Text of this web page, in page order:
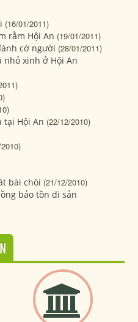
(16/01/2011)
rằm Hội An (19/01/2011)
cờ người (28/01/2011)
nhỏ xinh ở Hội An
tại Hội An (22/12/2010)
bài chòi (21/12/2010)
bảo tồn di sản